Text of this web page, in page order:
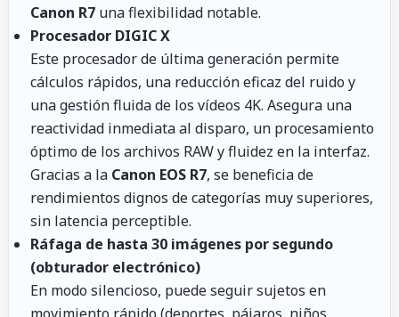
Canon R7 una flexibilidad notable.
Procesador DIGIC X
Este procesador de última generación permite
cálculos rápidos, una reducción eficaz del ruido y
una gestión fluida de los vídeos 4K. Asegura una
reactividad inmediata al disparo, un procesamiento
óptimo de los archivos RAW y fluidez en la interfaz.
Gracias a la Canon EOS R7, se beneficia de
rendimientos dignos de categorías muy superiores,
sin latencia perceptible.
Ráfaga de hasta 30 imágenes por segundo
(obturador electrónico)
En modo silencioso, puede seguir sujetos en